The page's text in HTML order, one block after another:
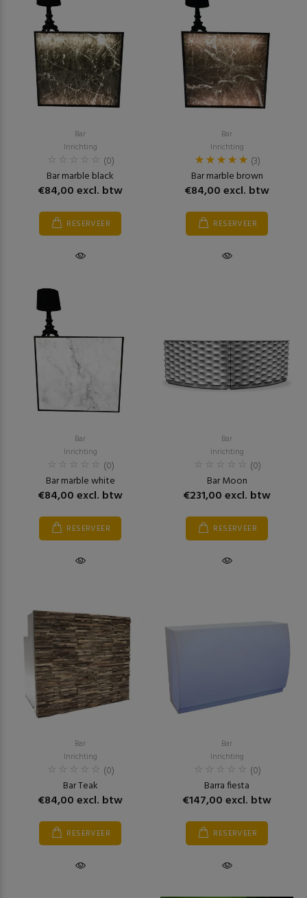
Bar
Inrichting
(0)
Bar marble black
€84,00 excl. btw
RESERVEER
Bar
Inrichting
(3)
Bar marble brown
€84,00 excl. btw
RESERVEER
Bar
Inrichting
(0)
Bar marble white
€84,00 excl. btw
RESERVEER
Bar
Inrichting
(0)
Bar Moon
€231,00 excl. btw
RESERVEER
Bar
Inrichting
(0)
Bar Teak
€84,00 excl. btw
RESERVEER
Bar
Inrichting
(0)
Barra fiesta
€147,00 excl. btw
RESERVEER